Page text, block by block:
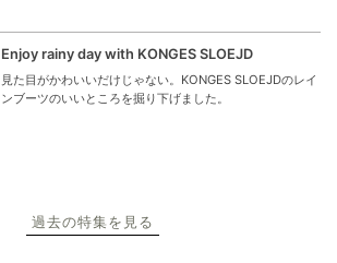
Enjoy rainy day with KONGES SLOEJD
見た目がかわいいだけじゃない。KONGES SLOEJDのレイ
ンブーツのいいところを掘り下げました。
過去の特集を見る